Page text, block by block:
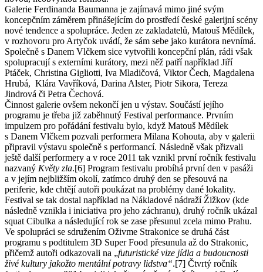
Galerie Ferdinanda Baumanna je zajímavá mimo jiné svým
koncepčním záměrem přinášejícím do prostředí české galerijní scény
nové tendence a spolupráce. Jeden ze zakladatelů, Matouš Mědílek,
v rozhovoru pro Artyčok uvádí, že sám sebe jako kurátora nevnímá.
Společně s Danem Vlčkem sice vytvořili koncepční plán, rádi však
spolupracují s externími kurátory, mezi něž patří například Jiří
Ptáček, Christina Gigliotti, Iva Mladičová, Viktor Čech, Magdalena
Hrubá, Klára Vavříková, Darina Alster, Piotr Sikora, Tereza
Jindrová či Petra Čechová.
Činnost galerie ovšem nekončí jen u výstav. Součástí jejího
programu je třeba již zaběhnutý Festival performance. Prvním
impulzem pro pořádání festivalu bylo, když Matouš Mědílek
s Danem Vlčkem pozvali performera Milana Kohouta, aby v galerii
připravil výstavu společně s performancí. Následně však přizvali
ještě další performery a v roce 2011 tak vznikl první ročník festivalu
nazvaný Květy zla.[6] Program festivalu probíhá první den v pasáži
a v jejím nejbližším okolí, zatímco druhý den se přesouvá na
periferie, kde chtějí autoři poukázat na problémy dané lokality.
Festival se tak dostal například na Nákladové nádraží Žižkov (kde
následně vznikla i iniciativa pro jeho záchranu), druhý ročník ukázal
squat Cibulka a následující rok se zase přesunul zcela mimo Prahu.
Ve spolupráci se sdružením Oživme Strakonice se druhá část
programu s podtitulem 3D Super Food přesunula až do Strakonic,
přičemž autoři odkazovali na „futuristické vize jídla a budoucnosti
živé kultury jakožto mentální potravy lidstva“.[7] Čtvrtý ročník